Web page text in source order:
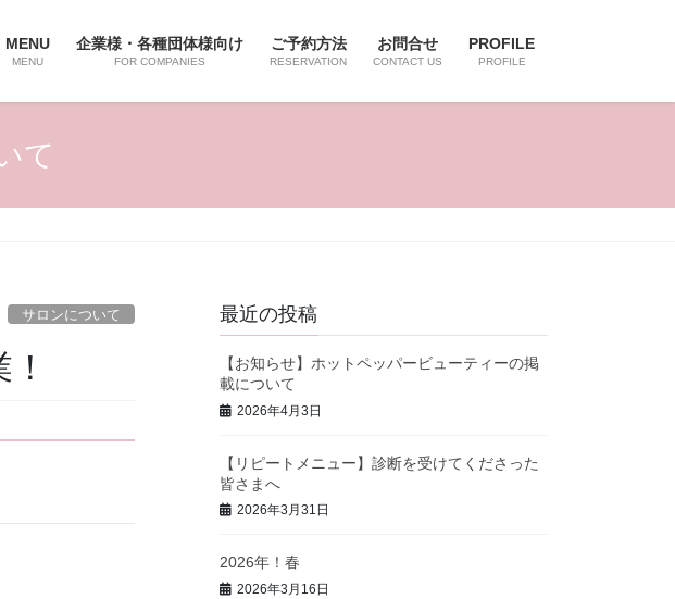
MENU
MENU
企業様・各種団体様向け
FOR COMPANIES
ご予約方法
RESERVATION
お問合せ
CONTACT US
PROFILE
PROFILE
て
サロンについて 最近の投稿
【お知らせ】ホットペッパービューティーの掲
載について
2026年4月3日
【リピートメニュー】診断を受けてくださった
皆さまへ
2026年3月31日
2026年！春
2026年3月16日